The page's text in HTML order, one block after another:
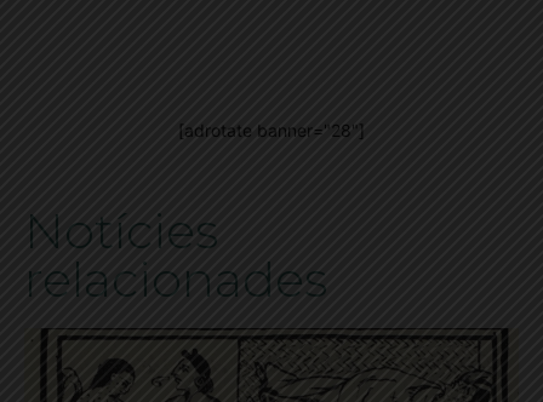
[adrotate banner="28"]
Notícies
relacionades